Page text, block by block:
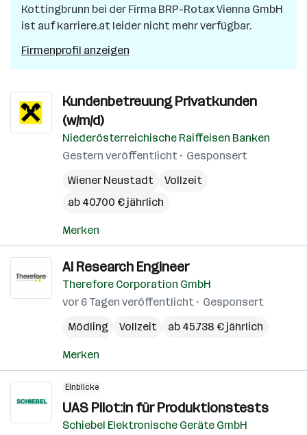
Kottingbrunn bei der Firma BRP-Rotax Vienna GmbH
ist auf karriere.at leider nicht mehr verfügbar.
Firmenprofil anzeigen
Kundenbetreuung Privatkunden
(w/m/d)
Niederösterreichische Raiffeisen Banken
Gestern veröffentlicht
Gesponsert
Wiener Neustadt
Vollzeit
ab 40.700 € jährlich
Merken
AI Research Engineer
Therefore Corporation GmbH
vor 6 Tagen veröffentlicht
Gesponsert
Mödling
Vollzeit ab 45.738 € jährlich
Merken
Einblicke
UAS Pilot:in für Produktionstests
Schiebel Elektronische Geräte GmbH